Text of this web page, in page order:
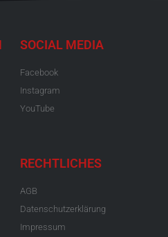
SOCIAL MEDIA
Facebook
Instagram
YouTube
RECHTLICHES
AGB
Datenschutzerklärung
Impressum